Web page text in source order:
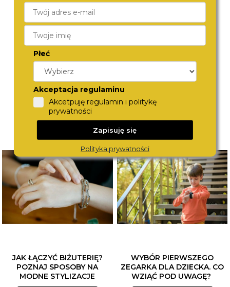
ICE-WATCH
024764
390,-
JAK ŁĄCZYĆ BIŻUTERIĘ?
POZNAJ SPOSOBY NA
MODNE STYLIZACJE
WYBÓR PIERWSZEGO
ZEGARKA DLA DZIECKA. CO
WZIĄĆ POD UWAGĘ?
Płeć
Akceptacja regulaminu
Akcetpuję regulamin i politykę
prywatności
Zapisuję się
Polityka prywatności